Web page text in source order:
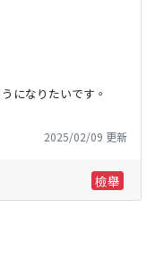
になりたいです。
2025/02/09 更新
檢舉